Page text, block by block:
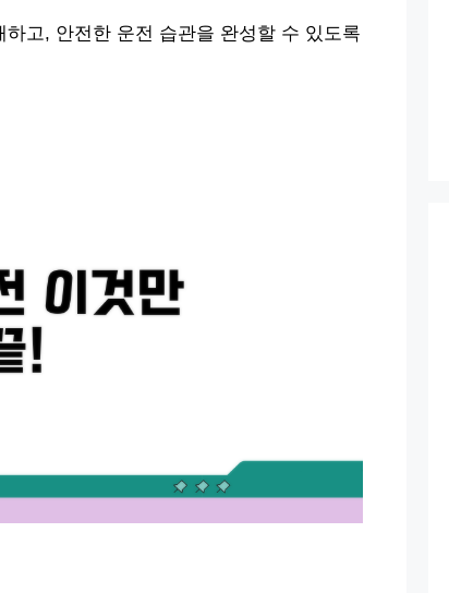
고, 안전한 운전 습관을 완성할 수 있도록